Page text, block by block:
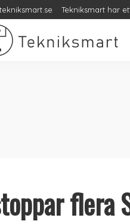
Tekniksmart har
flera